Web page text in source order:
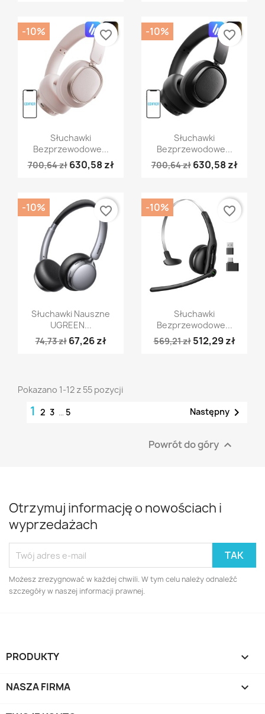
Szybki podgląd
Słuchawki
Bezprzewodowe...
700,64 zł 630,58 zł
-10% favorite_border
Szybki podgląd
Słuchawki
Bezprzewodowe...
700,64 zł 630,58 zł
-10% favorite_border
Szybki podgląd
Słuchawki Nauszne
UGREEN...
74,73 zł 67,26 zł
-10% favorite_border
Szybki podgląd
Słuchawki
Bezprzewodowe...
569,21 zł 512,29 zł
-10% favorite_border
Pokazano 1-12 z 55 pozycji
1 2 3 … 5 Następny 
Powrót do góry 
Otrzymuj informację o nowościach i
wyprzedażach
Możesz zrezygnować w każdej chwili. W tym celu należy odnaleźć
szczegóły w naszej informacji prawnej.
PRODUKTY 
NASZA FIRMA 